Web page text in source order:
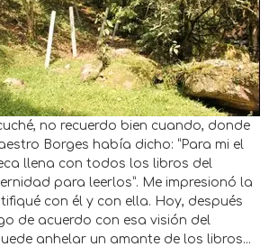
no recuerdo bien cuando, donde
Borges había dicho: “Para mi el
llena con todos los libros del
para leerlos”. Me impresionó la
con él y con ella. Hoy, después
de acuerdo con esa visión del
anhelar un amante de los libros...